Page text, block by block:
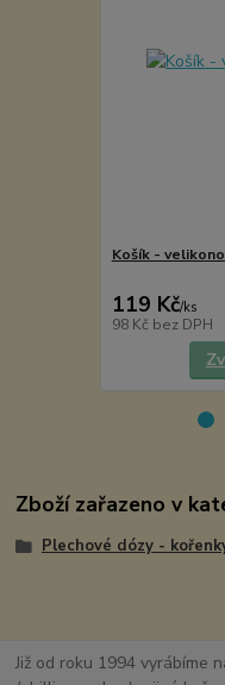
Košík -
119 Kč/ks
98 Kč bez DPH
Zboží zařazeno v
Plechové dózy -
Již od roku 1994 vyrábíme